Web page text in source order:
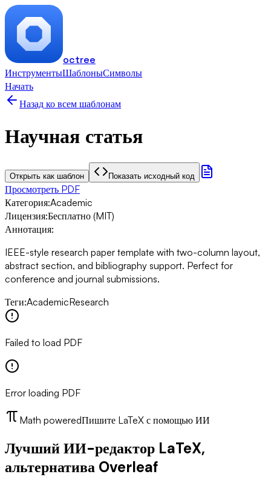
octree
ИнструментыШаблоныСимволы
Начать
Назад ко всем шаблонам
Научная статья
Открыть как шаблон Показать исходный код
Просмотреть PDF
Категория:Academic
Лицензия:Бесплатно (MIT)
Аннотация:
IEEE-style research paper template with two-column layout,
abstract section, and bibliography support. Perfect for
conference and journal submissions.
Теги:AcademicResearch
Failed to load PDF
Error loading PDF
Math poweredПишите LaTeX с помощью ИИ
Лучший ИИ-редактор LaTeX,
альтернатива Overleaf